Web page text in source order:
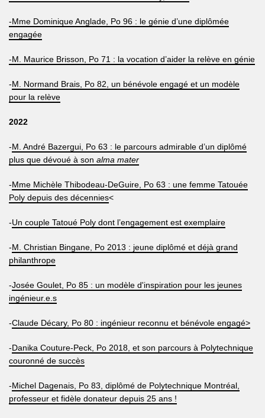
-Mme Dominique Anglade, Po 96 : le génie d’une diplômée
engagée
-M. Maurice Brisson, Po 71 : la vocation d’aider la relève en génie
-M. Normand Brais, Po 82, un bénévole engagé et un modèle
pour la relève
2022
-M. André Bazergui, Po 63 : le parcours admirable d’un diplômé
plus que dévoué à son alma mater
-Mme Michèle Thibodeau-DeGuire, Po 63 : une femme Tatouée
Poly depuis des décennies<
-Un couple Tatoué Poly dont l’engagement est exemplaire
-M. Christian Bingane, Po 2013 : jeune diplômé et déjà grand
philanthrope
-Josée Goulet, Po 85 : un modèle d'inspiration pour les jeunes
ingénieur.e.s
-Claude Décary, Po 80 : ingénieur reconnu et bénévole engagé>
-Danika Couture-Peck, Po 2018, et son parcours à Polytechnique
couronné de succès
-Michel Dagenais, Po 83, diplômé de Polytechnique Montréal,
professeur et fidèle donateur depuis 25 ans !